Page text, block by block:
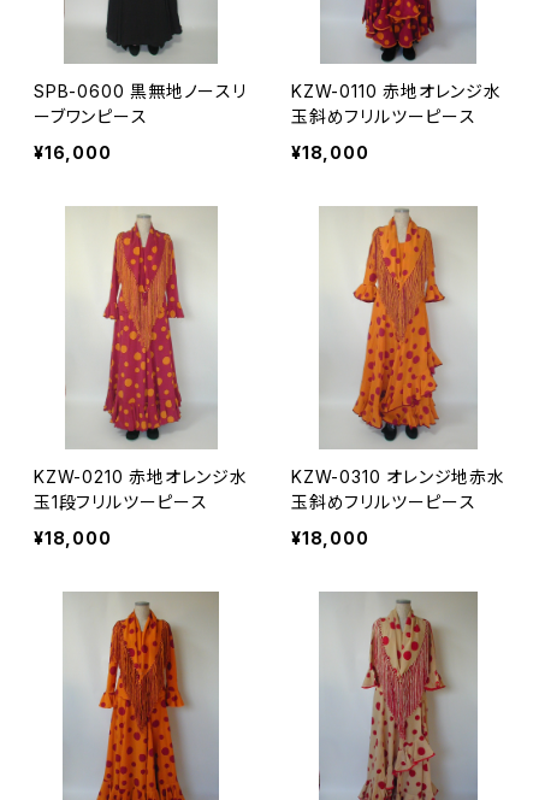
SPB-0600 黒無地ノースリ
ーブワンピース
¥16,000
KZW-0110 赤地オレンジ水
玉斜めフリルツーピース
¥18,000
KZW-0210 赤地オレンジ水
玉1段フリルツーピース
¥18,000
KZW-0310 オレンジ地赤水
玉斜めフリルツーピース
¥18,000